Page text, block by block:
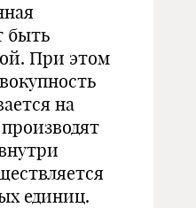
быть
При этом
на
единиц.